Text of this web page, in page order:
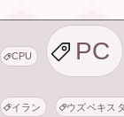
CPU PC
イラン ウズベキス